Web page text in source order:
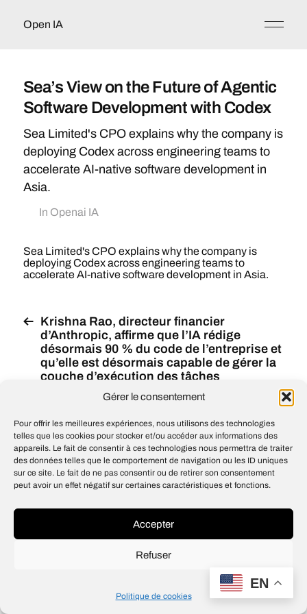
Gérer le consentement
Pour offrir les meilleures expériences, nous utilisons des technologies
telles que les cookies pour stocker et/ou accéder aux informations des
appareils. Le fait de consentir à ces technologies nous permettra de traiter
des données telles que le comportement de navigation ou les ID uniques
sur ce site. Le fait de ne pas consentir ou de retirer son consentement
peut avoir un effet négatif sur certaines caractéristiques et fonctions.
Accepter
Refuser
Politique de cookies
Open IA
Sea’s View on the Future of Agentic
Software Development with Codex
Sea Limited's CPO explains why the company is
deploying Codex across engineering teams to
accelerate AI-native software development in
Asia.
In Openai IA
Sea Limited's CPO explains why the company is
deploying Codex across engineering teams to
accelerate AI-native software development in Asia.
Krishna Rao, directeur financier
d’Anthropic, affirme que l’IA rédige
désormais 90 % du code de l’entreprise et
qu’elle est désormais capable de gérer la
couche d’exécution des tâches
intellectuelles
Hennessy Scholars
EN